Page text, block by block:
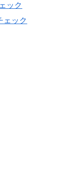
ック
ェック